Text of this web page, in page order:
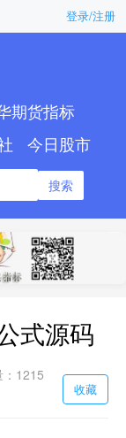
登录/注册
期货指标
今日股市
搜索
式源码
：1215
收藏